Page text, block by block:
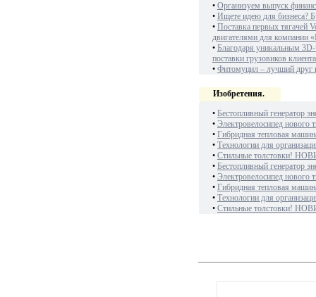
• Организуем выпуск
• Ищете идею для бизнеса?
• Поставка первых тягачей
двигателями для компании
• Благодаря уникальным
поставки грузовиков
• Фитомуцил – лучший друг
Изобретения.
• Бестопливный генератор
• Электровелосипед нового
• Гибридная тепловая
• Технологии для
• Стильные толстовки!
• Бестопливный генератор
• Электровелосипед нового
• Гибридная тепловая
• Технологии для
• Стильные толстовки!